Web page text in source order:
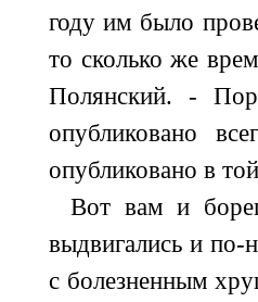
году им было
то сколько же
Полянский. -
опубликовано
опубликовано в
Вот вам и
выдвигались и по-
с болезненным